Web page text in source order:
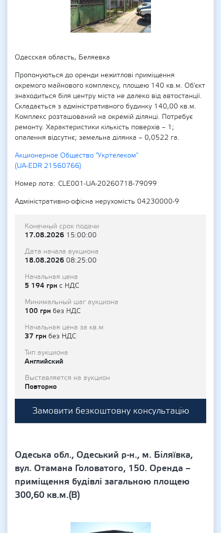
Одесская область, Беляевка
Пропонуються до оренди нежитлові приміщення
окремого майнового комплексу, площею 140 кв.м. Об'єкт
знаходиться біля центру міста не далеко від автостанції.
Складається з адміністративного будинку 140,00 кв.м.
Комплекс розташований на окремій ділянці. Потребує
ремонту. Характеристики кількість поверхів – 1;
опалення відсутнє; земельна ділянка – 0,0522 га.
Акционерное Общество "Укртелеком"
(UA-EDR 21560766)
Номер лота
CLE001-UA-20260718-79099
Адміністративно-офісна нерухомість 04230000-9
Конечный срок подачи
17.08.2026 15:00:00
Дата начала аукциона
18.08.2026 08:25:00
Начальная цена
5 194 грн с НДС
Минимальный шаг аукциона
100 грн без НДС
Начальная цена за кв.м
37 грн без НДС
Тип аукциона
Английский
Выставляется на аукцион
Повторно
Замовити безкоштовну консультацію
Одеська обл., Одеський р-н., м. Біляївка,
вул. Отамана Головатого, 150. Оренда –
приміщення будівлі загальною площею
300,60 кв.м.(В)